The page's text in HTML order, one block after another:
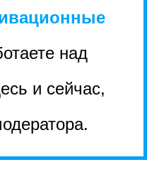
над
и сейчас,